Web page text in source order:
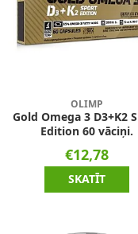
OLIMP
Gold Omega 3 D3+K2
Edition 60 vāciņi.
€12,78
SKATĪT